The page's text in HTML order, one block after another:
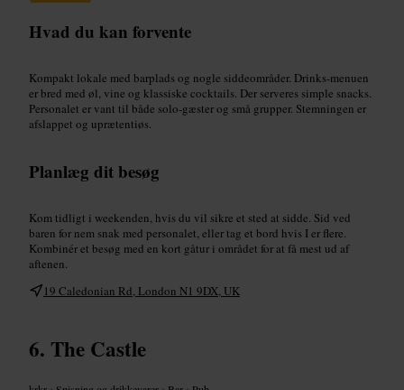
Hvad du kan forvente
Kompakt lokale med barplads og nogle siddeområder. Drinks-menuen
er bred med øl, vine og klassiske cocktails. Der serveres simple snacks.
Personalet er vant til både solo-gæster og små grupper. Stemningen er
afslappet og uprætentiøs.
Planlæg dit besøg
Kom tidligt i weekenden, hvis du vil sikre et sted at sidde. Sid ved
baren for nem snak med personalet, eller tag et bord hvis I er flere.
Kombinér et besøg med en kort gåtur i området for at få mest ud af
aftenen.
19 Caledonian Rd, London N1 9DX, UK
The Castle